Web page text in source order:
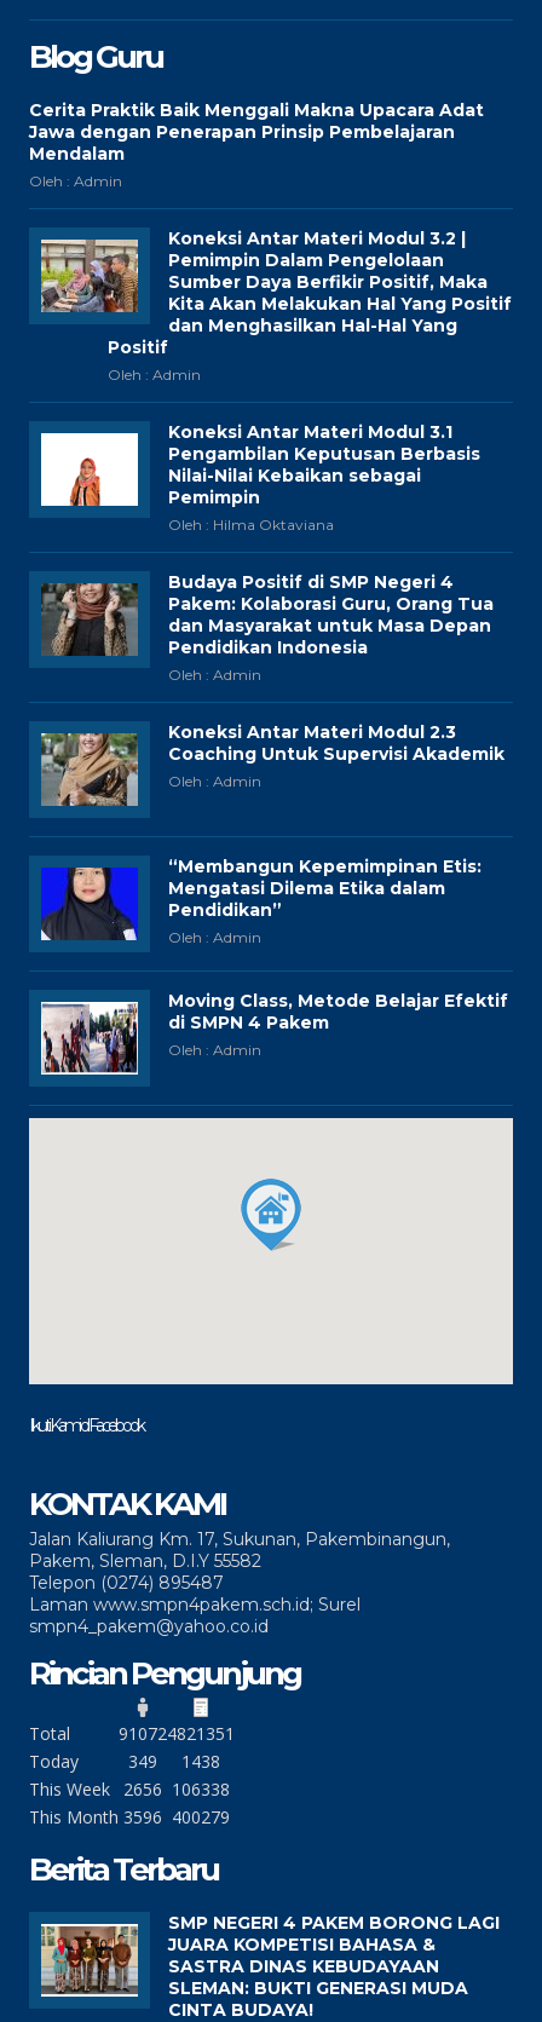
Blog Guru
Cerita Praktik Baik Menggali Makna Upacara Adat
Jawa dengan Penerapan Prinsip Pembelajaran
Mendalam
Oleh : Admin
Koneksi Antar Materi Modul 3.2 |
Pemimpin Dalam Pengelolaan
Sumber Daya Berfikir Positif, Maka
Kita Akan Melakukan Hal Yang Positif
dan Menghasilkan Hal-Hal Yang
Positif
Oleh : Admin
Koneksi Antar Materi Modul 3.1
Pengambilan Keputusan Berbasis
Nilai-Nilai Kebaikan sebagai
Pemimpin
Oleh : Hilma Oktaviana
Budaya Positif di SMP Negeri 4
Pakem: Kolaborasi Guru, Orang Tua
dan Masyarakat untuk Masa Depan
Pendidikan Indonesia
Oleh : Admin
Koneksi Antar Materi Modul 2.3
Coaching Untuk Supervisi Akademik
Oleh : Admin
“Membangun Kepemimpinan Etis:
Mengatasi Dilema Etika dalam
Pendidikan”
Oleh : Admin
Moving Class, Metode Belajar Efektif
di SMPN 4 Pakem
Oleh : Admin
Ikuti Kami di Facebook
KONTAK KAMI
Jalan Kaliurang Km. 17, Sukunan, Pakembinangun,
Pakem, Sleman, D.I.Y 55582
Telepon (0274) 895487
Laman www.smpn4pakem.sch.id; Surel
smpn4_pakem@yahoo.co.id
Rincian Pengunjung
Total 910724821351
Today
349
1438
This Week
2656 106338
This Month 3596 400279
Berita Terbaru
SMP NEGERI 4 PAKEM BORONG LAGI
JUARA KOMPETISI BAHASA &
SASTRA DINAS KEBUDAYAAN
SLEMAN: BUKTI GENERASI MUDA
CINTA BUDAYA!